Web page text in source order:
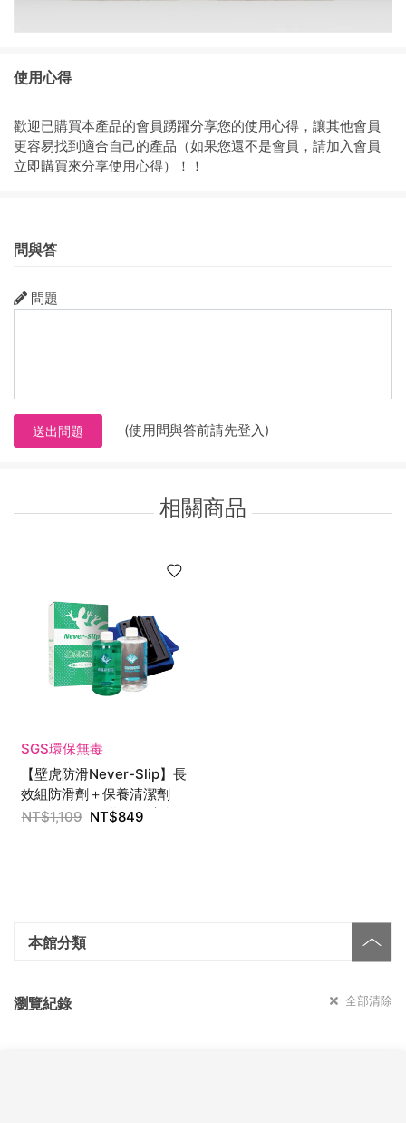
本館分類
瀏覽紀錄 全部清除
使用心得
歡迎已購買本產品的會員踴躍分享您的使用心得，讓其他會員
更容易找到適合自己的產品（如果您還不是會員，請加入會員
立即購買來分享使用心得）！！
問與答
問題
送出問題 (使用問與答前請先登入)
相關商品
SGS環保無毒
【壁虎防滑Never-Slip】長
效組防滑劑＋保養清潔劑
350ml 附刷＋盆組（適合二
NT$1,109 NT$849